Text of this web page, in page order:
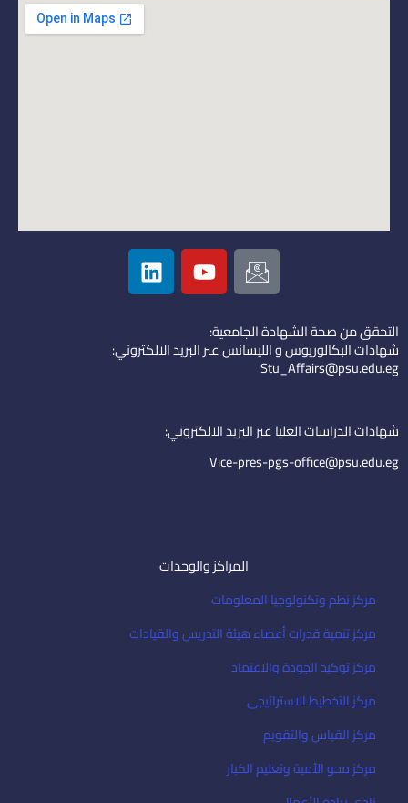
I
c
o
n
-
e
i
l
Y
o
u
u
b
L
i
n
e
d
التحقق من صحة الشهادة الجامعية:
شهادات البكالوريوس و الليسانس عبر البريد الالكتروني:
Stu_Affairs@psu.edu.eg
شهادات الدراسات العليا عبر البريد الالكتروني:
Vice-pres-pgs-office@psu.edu.eg
المراكز والوحدات
مركز نظم وتكنولوجيا المعلومات
مركز تنمية قدرات أعضاء هيئة التدريس والقيادات
مركز توكيد الجودة والاعتماد
مركز التخطيط الاستراتيجى
مركز القياس والتقويم
مركز محو الأمية وتعليم الكبار